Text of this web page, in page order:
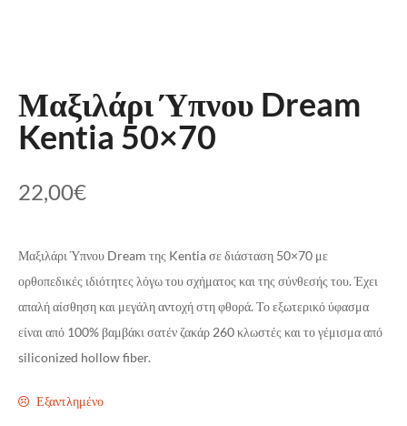
Μαξιλάρι Ύπνου Dream
Kentia 50×70
22,00€
Μαξιλάρι Ύπνου Dream της Kentia σε διάσταση 50×70 με
ορθοπεδικές ιδιότητες λόγω του σχήματος και της σύνθεσής του. Έχει
απαλή αίσθηση και μεγάλη αντοχή στη φθορά. Το εξωτερικό ύφασμα
είναι από 100% βαμβάκι σατέν ζακάρ 260 κλωστές και το γέμισμα από
siliconized hollow fiber.
Εξαντλημένο